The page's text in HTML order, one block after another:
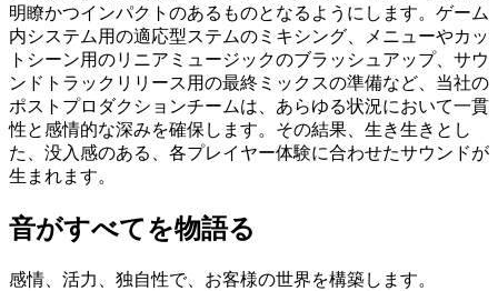
明瞭かつインパクトのあるものとなるようにします。ゲーム
内システム用の適応型ステムのミキシング、メニューやカッ
トシーン用のリニアミュージックのブラッシュアップ、サウ
ンドトラックリリース用の最終ミックスの準備など、当社の
ポストプロダクションチームは、あらゆる状況において一貫
性と感情的な深みを確保します。その結果、生き生きとし
た、没入感のある、各プレイヤー体験に合わせたサウンドが
生まれます。
音がすべてを物語る
感情、活力、独自性で、お客様の世界を構築します。